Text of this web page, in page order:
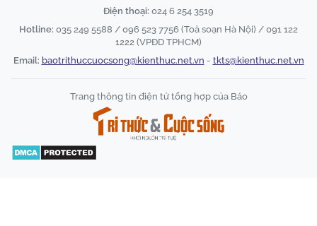
Điện thoại: 024 6 254 3519
Hotline: 035 249 5588 / 096 523 7756 (Toà soạn Hà Nội) / 091 122
1222 (VPĐD TPHCM)
Email: baotrithuccuocsong@kienthuc.net.vn - tkts@kienthuc.net.vn
Trang thông tin điện tử tổng hợp của Báo